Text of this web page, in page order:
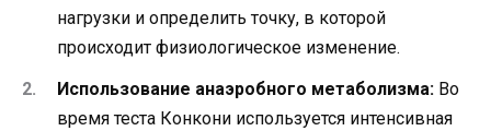
нагрузки и определить точку, в которой
происходит физиологическое изменение.
Использование анаэробного метаболизма: Во
время теста Конкони используется интенсивная